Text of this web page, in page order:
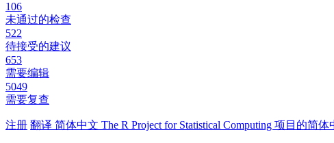
106
未通过的检查
522
待接受的建议
653
需要编辑
5049
需要复查
注册 翻译 简体中文 The R Project for Statistical Computing 项目的简